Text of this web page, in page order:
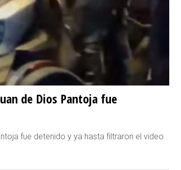
de Dios Pantoja fue
fue detenido y ya hasta filtraron el video